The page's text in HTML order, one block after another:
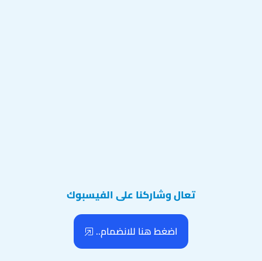
تعال وشاركنا على الفيسبوك
اضغط هنا للانضمام..